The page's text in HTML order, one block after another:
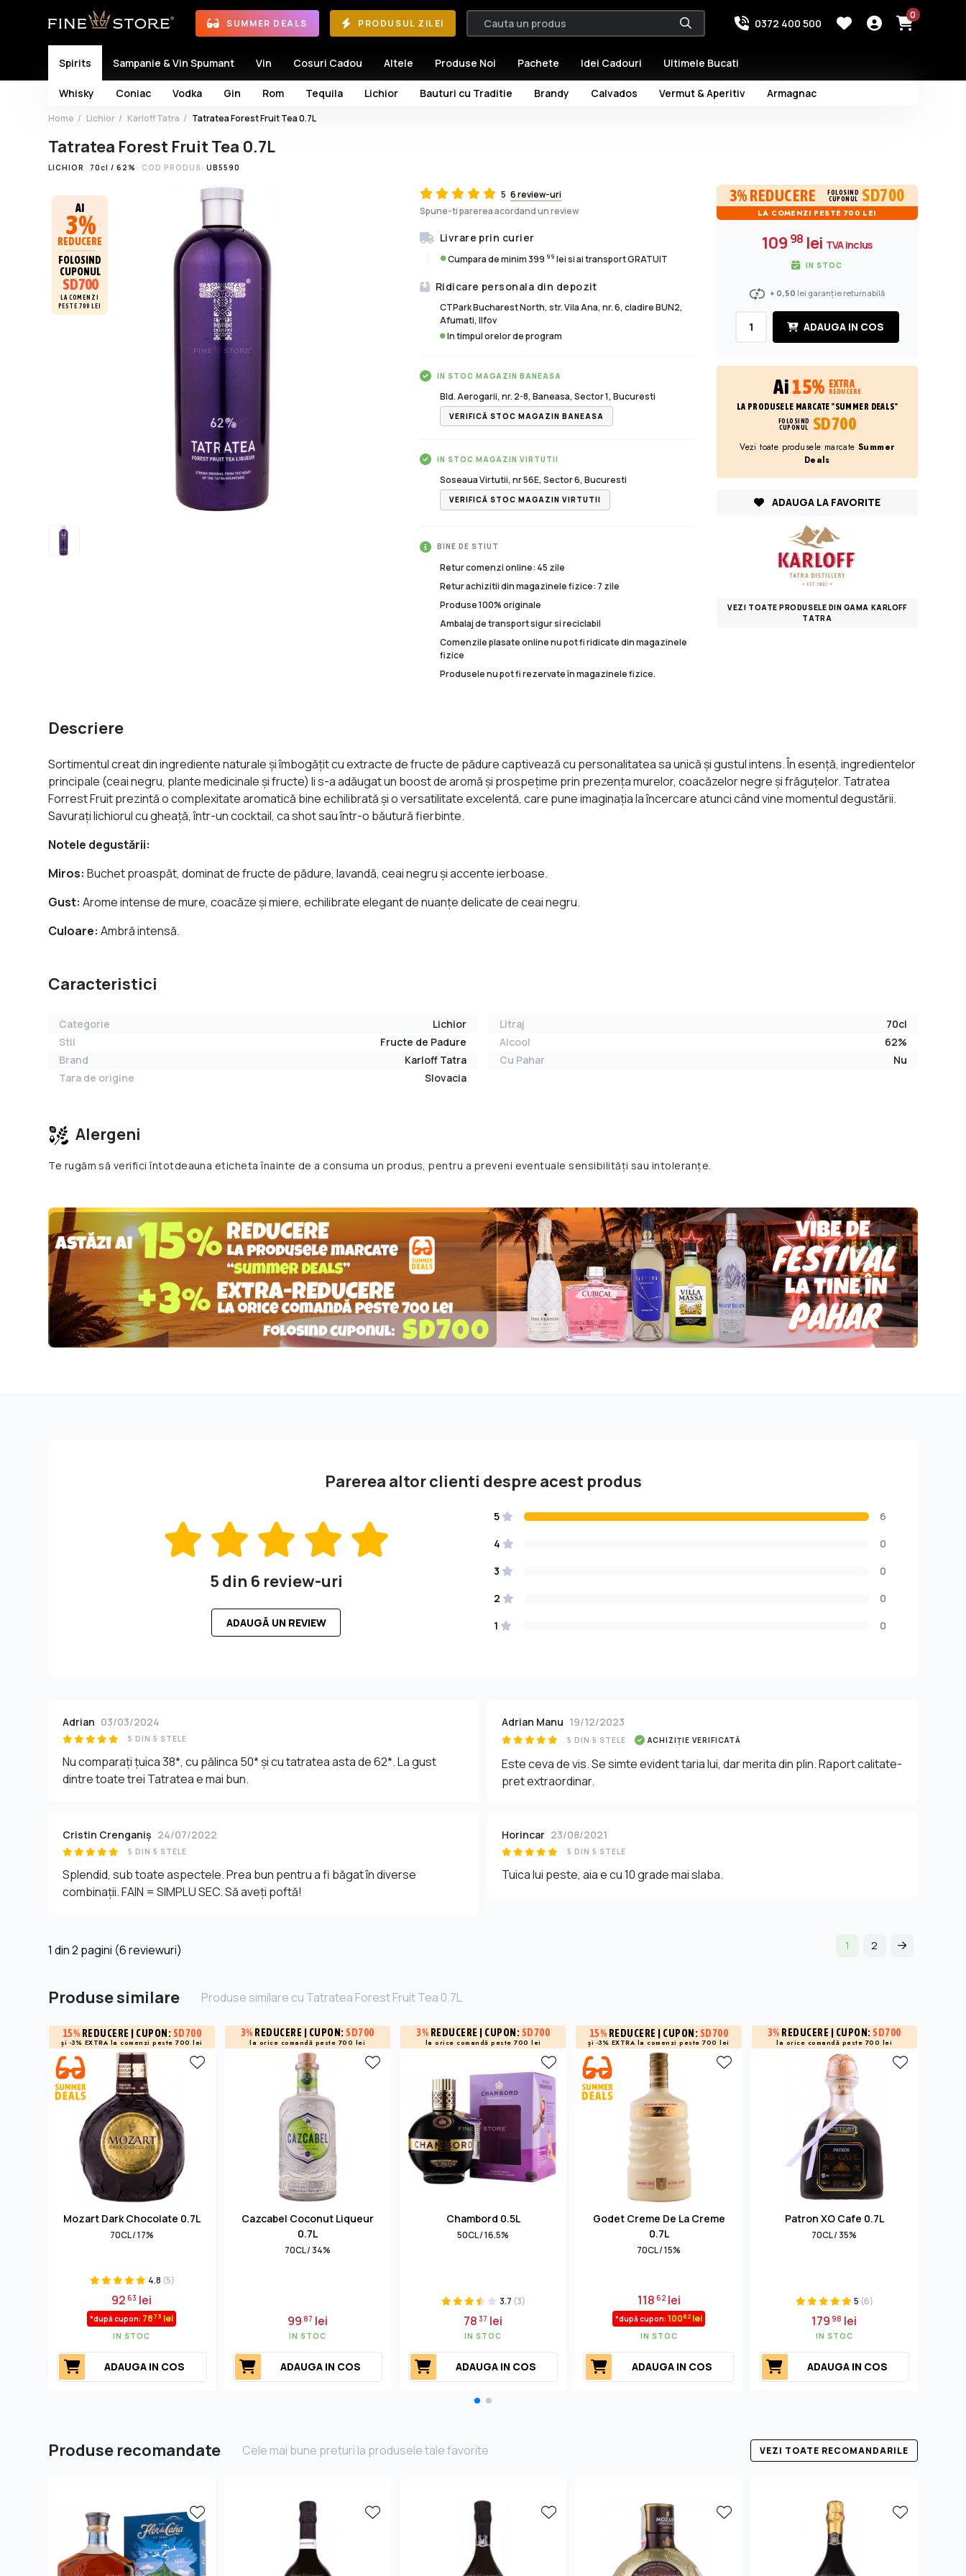
SUMMER DEALS PRODUSUL ZILEI 0372 400 500
0
Spirits
Whisky Coniac Vodka Gin Rom Tequila Lichior Bauturi cu Traditie Brandy Calvados Vermut & Aperitiv Armagnac
Sampanie & Vin Spumant Vin Cosuri Cadou Altele Produse Noi Pachete Idei Cadouri Ultimele Bucati
Home Lichior Karloff Tatra Tatratea Forest Fruit Tea 0.7L
Tatratea Forest Fruit Tea 0.7L
LICHIOR 70cl / 62% COD PRODUS: UB5590
AI
3%
REDUCERE
FOLOSIND
CUPONUL
SD700
LA COMENZI
PESTE 700 LEI
5 6 review-uri
Spune-ti parerea acordand un review
Livrare prin curier
Cumpara de minim 399 99 lei si ai transport GRATUIT
Ridicare personala din depozit
CTPark Bucharest North, str. Vila Ana, nr. 6, cladire BUN2,
Afumati, Ilfov
In timpul orelor de program
IN STOC MAGAZIN BANEASA
Bld. Aerogarii, nr. 2-8, Baneasa, Sector 1, Bucuresti
VERIFICĂ STOC MAGAZIN BANEASA
IN STOC MAGAZIN VIRTUTII
Soseaua Virtutii, nr 56E, Sector 6, Bucuresti
VERIFICĂ STOC MAGAZIN VIRTUTII
BINE DE STIUT
Retur comenzi online: 45 zile
Retur achizitii din magazinele fizice: 7 zile
Produse 100% originale
Ambalaj de transport sigur si reciclabil
Comenzile plasate online nu pot fi ridicate din magazinele
fizice
Produsele nu pot fi rezervate în magazinele fizice.
3% REDUCERE
FOLOSIND
CUPONUL
SD700
LA COMENZI PESTE 700 LEI
109 98 lei TVA inclus
IN STOC
+ 0,50 lei garanție returnabilă
ADAUGA IN COS
Ai15% EXTRA
REDUCERE
LA PRODUSELE MARCATE "SUMMER DEALS"
FOLOSIND
CUPONUL
SD700
Vezi toate produsele marcateSummer
Deals
ADAUGA LA FAVORITE
VEZI TOATE PRODUSELE DIN GAMA KARLOFF
TATRA
Descriere
Sortimentul creat din ingrediente naturale şi îmbogăţit cu extracte de fructe de pădure captivează cu personalitatea sa unică şi gustul intens. În esenţă, ingredientelor
principale (ceai negru, plante medicinale şi fructe) li s-a adăugat un boost de aromă şi prospeţime prin prezenţa murelor, coacăzelor negre şi frăguţelor. Tatratea
Forrest Fruit prezintă o complexitate aromatică bine echilibrată şi o versatilitate excelentă, care pune imaginaţia la încercare atunci când vine momentul degustării.
Savuraţi lichiorul cu gheaţă, într-un cocktail, ca shot sau într-o băutură fierbinte.
Notele degustării:
Miros:Buchet proaspăt, dominat de fructe de pădure, lavandă, ceai negru şi accente ierboase.
Gust:Arome intense de mure, coacăze şi miere, echilibrate elegant de nuanţe delicate de ceai negru.
Culoare:Ambră intensă.
Caracteristici
Categorie
Lichior
Stil
Fructe de Padure
Brand
Karloff Tatra
Tara de origine
Slovacia
Litraj
70cl
Alcool
62%
Cu Pahar
Nu
Alergeni
Te rugăm să verifici întotdeauna eticheta înainte de a consuma un produs, pentru a preveni eventuale sensibilități sau intoleranțe.
Parerea altor clienti despre acest produs
5 din 6 review-uri
ADAUGĂ UN REVIEW
5
6
4
0
3
0
2
0
1
0
Adrian 03/03/2024
5 DIN 5 STELE
Nu comparați țuica 38*, cu pălinca 50* și cu tatratea asta de 62*. La gust
dintre toate trei Tatratea e mai bun.
Adrian Manu 19/12/2023
5 DIN 5 STELE ACHIZIȚIE VERIFICATĂ
Este ceva de vis. Se simte evident taria lui, dar merita din plin. Raport calitate-
pret extraordinar.
Cristin Crenganiș 24/07/2022
5 DIN 5 STELE
Splendid, sub toate aspectele. Prea bun pentru a fi băgat în diverse
combinații. FAIN = SIMPLU SEC. Să aveți poftă!
Horincar 23/08/2021
5 DIN 5 STELE
Tuica lui peste, aia e cu 10 grade mai slaba.
1 din2 pagini (6 reviewuri) 1 2
Produse similare Produse similare cu Tatratea Forest Fruit Tea 0.7L
15% REDUCERE | CUPON: SD700
și -3% EXTRA la comenzi peste 700 lei
Mozart Dark Chocolate 0.7L
70CL / 17%
4.8 (5)
9263 lei
*după cupon: 7873 lei
IN STOC
ADAUGA IN COS
3% REDUCERE | CUPON:SD700
la orice comandă peste 700 lei
Cazcabel Coconut Liqueur
0.7L
70CL / 34%
9987 lei
IN STOC
ADAUGA IN COS
3% REDUCERE | CUPON: SD700
la orice comandă peste 700 lei
Chambord 0.5L
50CL / 16.5%
3.7 (3)
7837 lei
IN STOC
ADAUGA IN COS
15% REDUCERE | CUPON: SD700
și -3% EXTRA la comenzi peste 700 lei
Godet Creme De La Creme
0.7L
70CL / 15%
11862lei
*după cupon:10082 lei
IN STOC
ADAUGA IN COS
3% REDUCERE | CUPON:SD700
la orice comandă peste 700 lei
Patron XO Cafe 0.7L
70CL / 35%
5 (6)
17998 lei
IN STOC
ADAUGA IN COS
Produse recomandate Cele mai bune preturi la produsele tale favorite VEZI TOATE RECOMANDARILE